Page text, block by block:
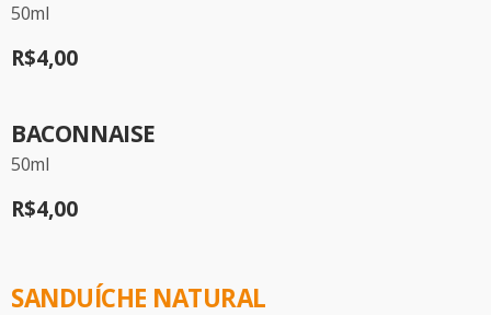
50ml
R$4,00
BACONNAISE
50ml
R$4,00
SANDUÍCHE NATURAL